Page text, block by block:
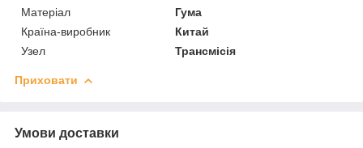
Матеріал
Гума
Країна-виробник
Китай
Узел
Трансмісія
Приховати
Умови доставки